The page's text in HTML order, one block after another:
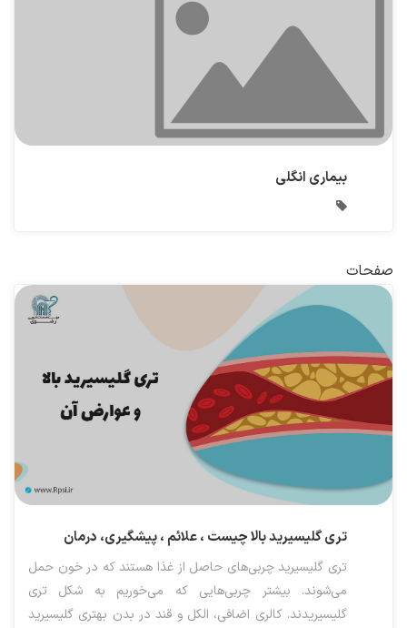
بیماری انگلی
صفحات
تری گلیسیرید بالا چیست ، علائم ، پیشگیری، درمان
تری گلیسیرید چربی‌های حاصل از غذا هستند که در خون حمل
می‌شوند. بیشتر چربی‌هایی که می‌خوریم به شکل تری
گلیسیریدند. کالری اضافی، الکل و قند در بدن بهتری گلیسیرید